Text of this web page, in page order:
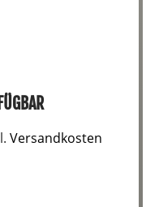
Versandkosten